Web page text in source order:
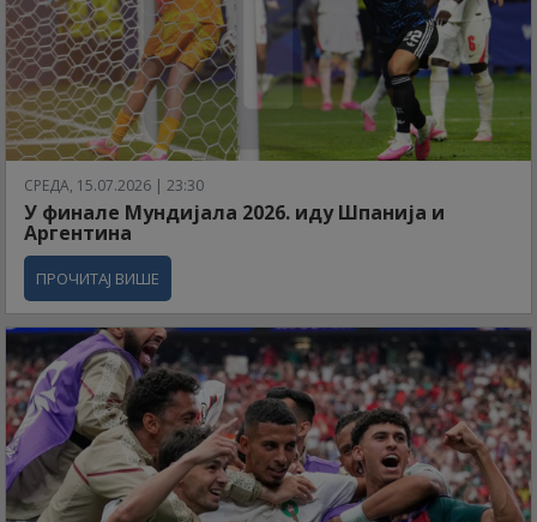
СРЕДА, 15.07.2026 | 23:30
У финале Мундијала 2026. иду Шпанија и
Аргентина
ПРОЧИТАЈ ВИШЕ